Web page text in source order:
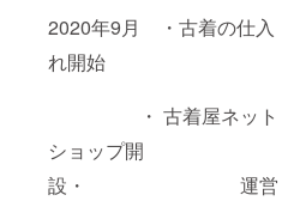
2020年9月 ・古着の仕入
れ開始
・ 古着屋ネット
ショップ開
設・ 運営